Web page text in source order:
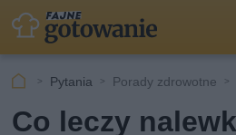
Pytania Porady zdrowotne
Co leczy